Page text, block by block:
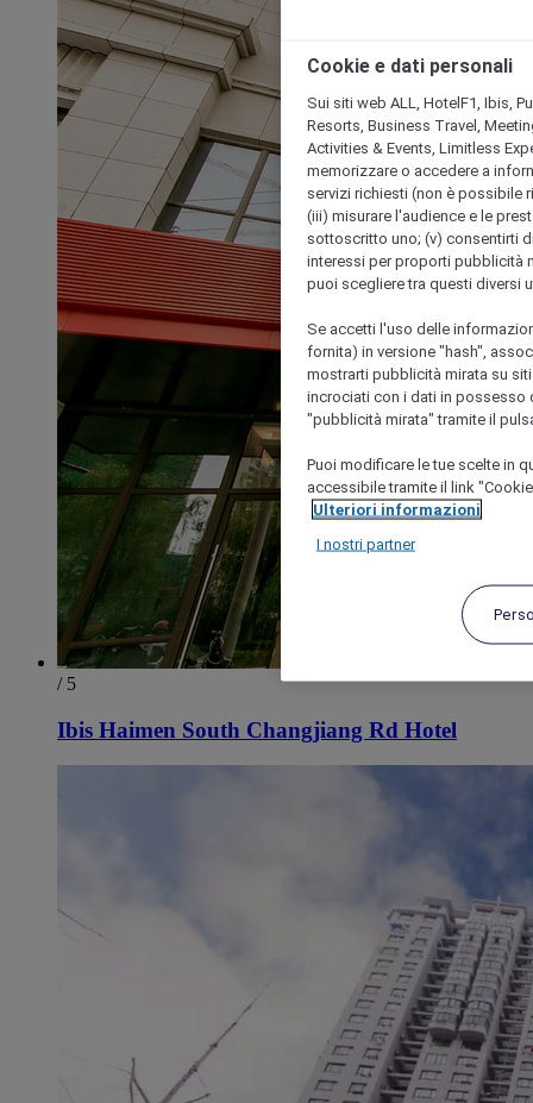
/ 5
Ibis Haimen South Changjiang Rd Hotel
Cookie e dati personali
Sui siti web ALL, HotelF1, Ibis,
Resorts, Business Travel,
Activities & Events, Limitless
memorizzare o accedere a
servizi richiesti (non è possibile
(iii) misurare l'audience e le
sottoscritto uno; (v) consentirti
interessi per proporti pubblicità
puoi scegliere tra questi diversi
Se accetti l'uso delle
fornita) in versione "hash",
mostrarti pubblicità mirata su
incrociati con i dati in possesso
"pubblicità mirata" tramite il
Puoi modificare le tue scelte in
accessibile tramite il link
Ulteriori informazioni
I nostri partner